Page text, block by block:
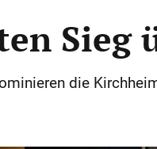
Sieg
die